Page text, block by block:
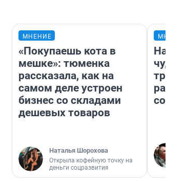
МНЕНИЕ
«Покупаешь кота в
мешке»: тюменка
рассказала, как на
самом деле устроен
бизнес со складами
дешевых товаров
Наталья Шорохова
Открыла кофейную точку на
деньги соцразвития